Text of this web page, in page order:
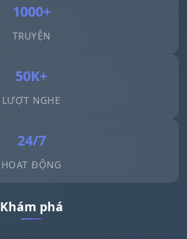
1000+
TRUYỆN
50K+
LƯỢT NGHE
24/7
HOẠT ĐỘNG
Khám phá